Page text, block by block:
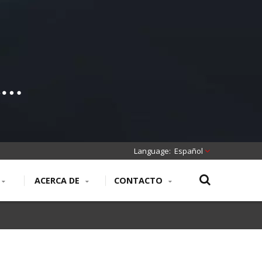
Español
ACERCA DE CONTACTO